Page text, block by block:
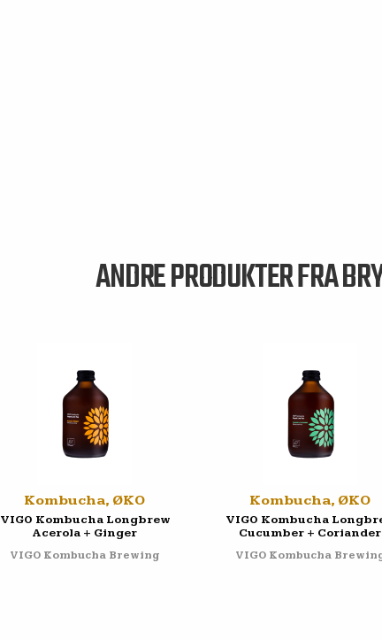
ANDRE PRODUKTER FRA
Kombucha, ØKO
VIGO Kombucha Longbrew
Acerola + Ginger
VIGO Kombucha Brewing
Kombucha, ØKO
VIGO Kombucha
Cucumber + Coriander
VIGO Kombucha